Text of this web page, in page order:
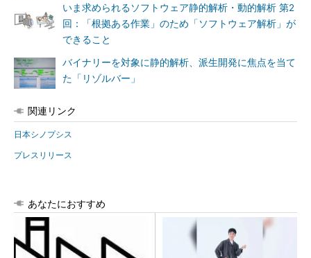
いま求められるソフトウェア静的解析・動的解析 第2
回：「根拠ある作業」のため「ソフトウェア解析」が
できること
バイナリーを対象に静的解析、派生開発に焦点を当て
た「リゾルバー」
関連リンク
日本シノプシス
プレスリリース
あなたにおすすめ